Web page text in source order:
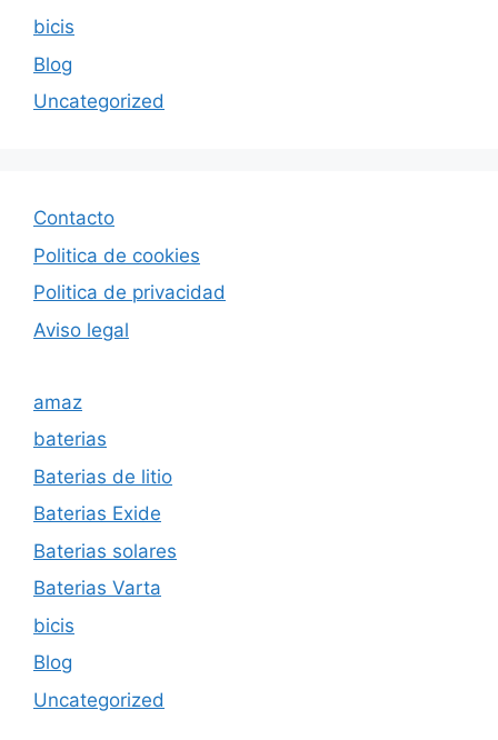
bicis
Blog
Uncategorized
Contacto
Politica de cookies
Politica de privacidad
Aviso legal
amaz
baterias
Baterias de litio
Baterias Exide
Baterias solares
Baterias Varta
bicis
Blog
Uncategorized